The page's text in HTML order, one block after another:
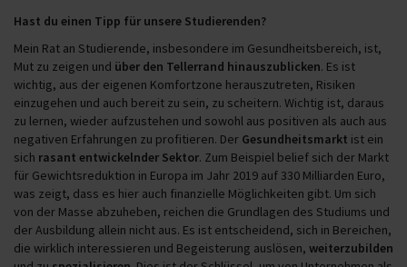
Hast du einen Tipp für unsere Studierenden?
Mein Rat an Studierende, insbesondere im Gesundheitsbereich, ist,
Mut zu zeigen und über den Tellerrand hinauszublicken. Es ist
wichtig, aus der eigenen Komfortzone herauszutreten, Risiken
einzugehen und auch bereit zu sein, zu scheitern. Wichtig ist, daraus
zu lernen, wieder aufzustehen und sowohl aus positiven als auch aus
negativen Erfahrungen zu profitieren. Der Gesundheitsmarkt ist ein
sich rasant entwickelnder Sektor. Zum Beispiel belief sich der Markt
für Gewichtsreduktion in Europa im Jahr 2019 auf 330 Milliarden Euro,
was zeigt, dass es hier auch finanzielle Möglichkeiten gibt. Um sich
von der Masse abzuheben, reichen die Grundlagen des Studiums und
der Ausbildung allein nicht aus. Es ist entscheidend, sich in Bereichen,
die wirklich interessieren und Begeisterung auslösen, weiterzubilden